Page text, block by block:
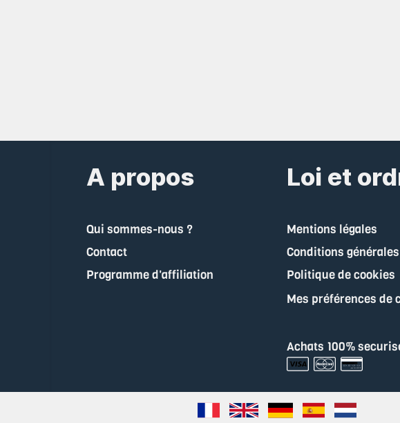
A propos
Qui sommes-nous ?
Contact
Programme d'affiliation
Loi et
Mentions légales
Conditions
Politique de cookies
Mes préférences de
Achats 100%